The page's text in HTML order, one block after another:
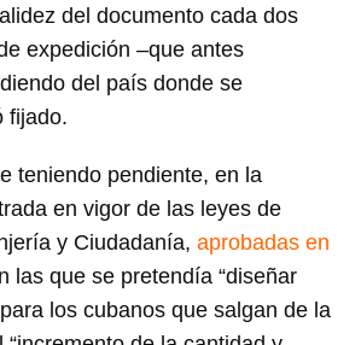
del documento cada dos
expedición –que antes
del país donde se
fijado.
teniendo pendiente, en la
en vigor de las leyes de
y Ciudadanía, aprobadas en
las que se pretendía “diseñar
los cubanos que salgan de la